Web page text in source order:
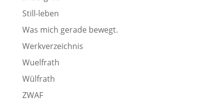
Still-leben
Was mich gerade bewegt.
Werkverzeichnis
Wuelfrath
Wülfrath
ZWAF